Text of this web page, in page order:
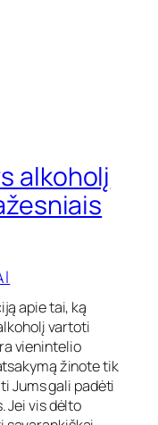
alkoholį
apie tai, ką
vartoti
vienintelio
žinote tik
Jums gali padėti
Jei vis dėlto